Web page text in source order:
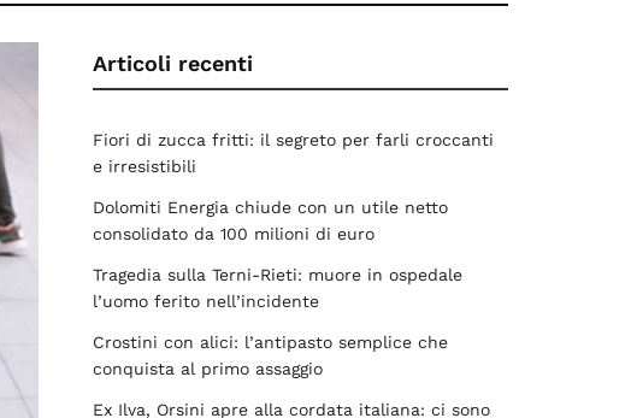
Articoli recenti
Fiori di zucca fritti: il segreto per farli croccanti
e irresistibili
Dolomiti Energia chiude con un utile netto
consolidato da 100 milioni di euro
Tragedia sulla Terni-Rieti: muore in ospedale
l’uomo ferito nell’incidente
Crostini con alici: l’antipasto semplice che
conquista al primo assaggio
Ex Ilva, Orsini apre alla cordata italiana: ci sono